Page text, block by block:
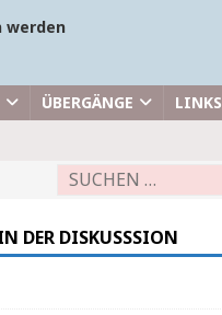
werden
ÜBERGÄNGE LINKS
DER DISKUSSSION